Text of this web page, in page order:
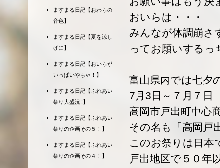
おいらは・・・
みんなが体調崩さ
ってお願いするっ
富山県内では七夕
7月3日～７月７
高岡市戸出町中心
その名も「高岡戸
このお祭りは日
戸出地区で５０年
ますまる日記【おわらの
音色】
ますまる日記【夏を涼し
げに】
ますまる日記【おいらが
いっぱいやちゃ！】
ますまる日記【ふれあい
祭り大盛況!!】
ますまる日記【ふれあい
祭りの企画その５！】
ますまる日記【ふれあい
祭りの企画その４！】